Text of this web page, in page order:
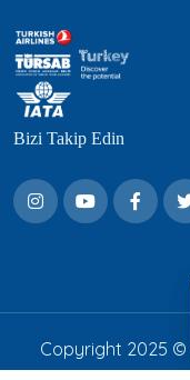
Bizi Takip Edin
Copyright 2025 ©